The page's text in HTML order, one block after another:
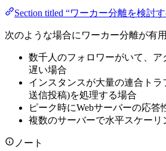
Section titled “ワーカー分離を検討
次のような場合にワーカー分離が有
数千人のフォロワーがいて、
遅い場合
インスタンスが大量の連合ト
送信投稿)を処理する場合
ピーク時にWebサーバーの応答
複数のサーバーで水平スケーリ
ノート